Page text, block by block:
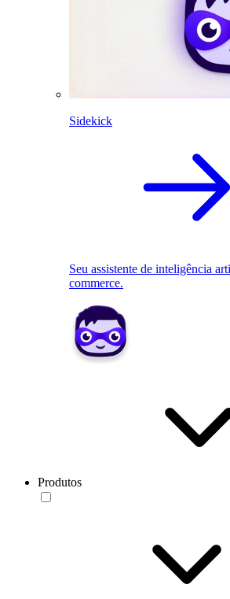
Sidekick
Seu assistente de inteligência
commerce.
Produtos